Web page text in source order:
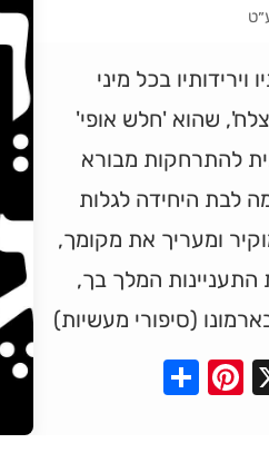
בכל מיני
שהוא 'חלש אופי'
להתרחקות מבורא
לבת היחידה לגלות
ומעריך את מקומך,
המלך בך,
(סיפורי מעשיות)
X
Pinterest